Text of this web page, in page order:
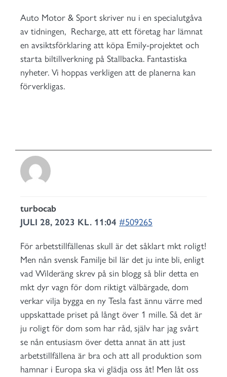
Auto Motor & Sport skriver nu i en specialutgåva
av tidningen, Recharge, att ett företag har lämnat
en avsiktsförklaring att köpa Emily-projektet och
starta biltillverkning på Stallbacka. Fantastiska
nyheter. Vi hoppas verkligen att de planerna kan
förverkligas.
turbocab
JULI 28, 2023 KL. 11:04 #509265
För arbetstillfällenas skull är det såklart mkt roligt!
Men nån svensk Familje bil lär det ju inte bli, enligt
vad Wilderäng skrev på sin blogg så blir detta en
mkt dyr vagn för dom riktigt välbärgade, dom
verkar vilja bygga en ny Tesla fast ännu värre med
uppskattade priset på långt över 1 mille. Så det är
ju roligt för dom som har råd, själv har jag svårt
se nån entusiasm över detta annat än att just
arbetstillfällena är bra och att all produktion som
hamnar i Europa ska vi glädja oss åt! Men låt oss